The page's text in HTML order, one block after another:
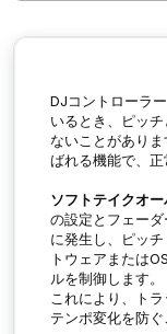
DJコントローラ
いるとき、ピッ
ないことがあり
ばれる機能で、正
ソフトテイクオ
の設定とフェー
に発生し、ピッ
トウェアまたは
ルを制御します。
これにより、ト
テンポ変化を防ぐ